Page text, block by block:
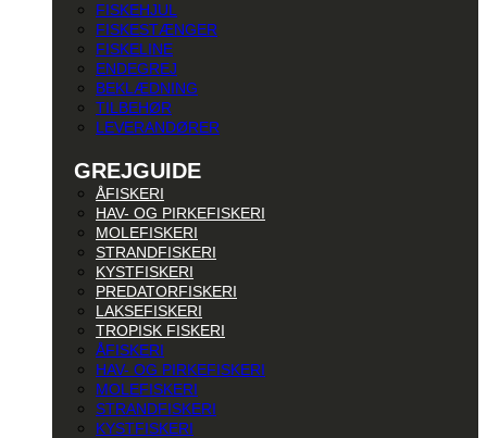
FISKEHJUL
FISKESTÆNGER
FISKELINE
ENDEGREJ
BEKLÆDNING
TILBEHØR
LEVERANDØRER
GREJGUIDE
ÅFISKERI
HAV- OG PIRKEFISKERI
MOLEFISKERI
STRANDFISKERI
KYSTFISKERI
PREDATORFISKERI
LAKSEFISKERI
TROPISK FISKERI
ÅFISKERI
HAV- OG PIRKEFISKERI
MOLEFISKERI
STRANDFISKERI
KYSTFISKERI